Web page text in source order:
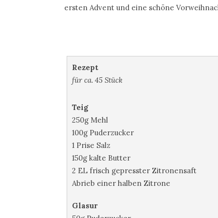
ersten Advent und eine schöne
Rezept
für ca. 45 Stück
Teig
250g Mehl
100g Puderzucker
1 Prise Salz
150g kalte Butter
2 EL frisch gepresster Zitronensaft
Abrieb einer halben Zitrone
Glasur